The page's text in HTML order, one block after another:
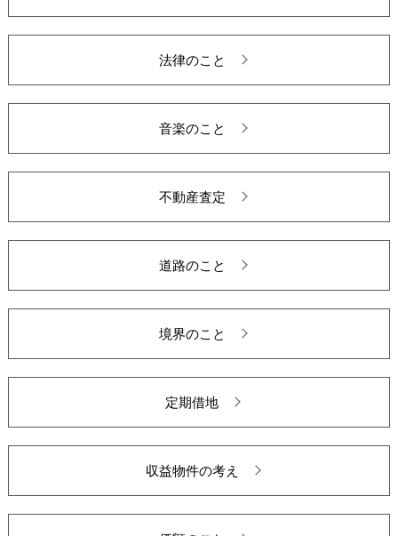
法律のこと
音楽のこと
不動産査定
道路のこと
境界のこと
定期借地
収益物件の考え